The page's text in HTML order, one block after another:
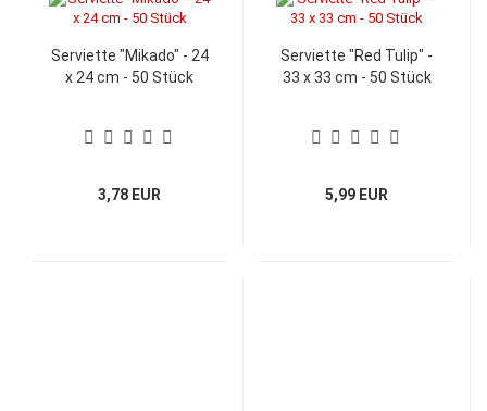
Serviette "Mikado" - 24
x 24 cm - 50 Stück
3,78 EUR
Serviette "Red Tulip" -
33 x 33 cm - 50 Stück
5,99 EUR